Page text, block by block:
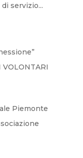
servizio...
VOLONTARI
Piemonte